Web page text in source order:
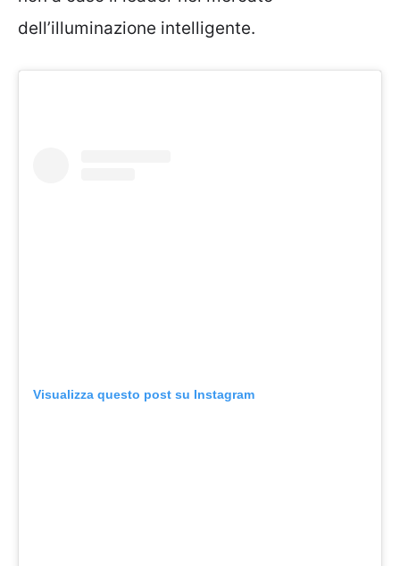
dell’illuminazione intelligente.
Visualizza questo post su Instagram